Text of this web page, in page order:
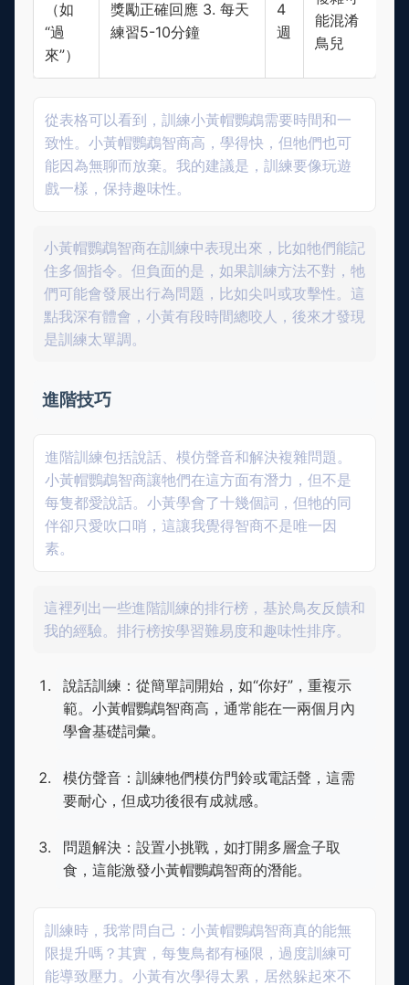
（如
“過
來”）
獎勵正確回應 3. 每天
練習5-10分鐘
4
週
能混淆
鳥兒
從表格可以看到，訓練小黃帽鸚鵡需要時間和一
致性。小黃帽鸚鵡智商高，學得快，但牠們也可
能因為無聊而放棄。我的建議是，訓練要像玩遊
戲一樣，保持趣味性。
小黃帽鸚鵡智商在訓練中表現出來，比如牠們能記
住多個指令。但負面的是，如果訓練方法不對，牠
們可能會發展出行為問題，比如尖叫或攻擊性。這
點我深有體會，小黃有段時間總咬人，後來才發現
是訓練太單調。
進階技巧
進階訓練包括說話、模仿聲音和解決複雜問題。
小黃帽鸚鵡智商讓牠們在這方面有潛力，但不是
每隻都愛說話。小黃學會了十幾個詞，但牠的同
伴卻只愛吹口哨，這讓我覺得智商不是唯一因
素。
這裡列出一些進階訓練的排行榜，基於鳥友反饋和
我的經驗。排行榜按學習難易度和趣味性排序。
說話訓練：從簡單詞開始，如“你好”，重複示
範。小黃帽鸚鵡智商高，通常能在一兩個月內
學會基礎詞彙。
模仿聲音：訓練牠們模仿門鈴或電話聲，這需
要耐心，但成功後很有成就感。
問題解決：設置小挑戰，如打開多層盒子取
食，這能激發小黃帽鸚鵡智商的潛能。
訓練時，我常問自己：小黃帽鸚鵡智商真的能無
限提升嗎？其實，每隻鳥都有極限，過度訓練可
能導致壓力。小黃有次學得太累，居然躲起來不